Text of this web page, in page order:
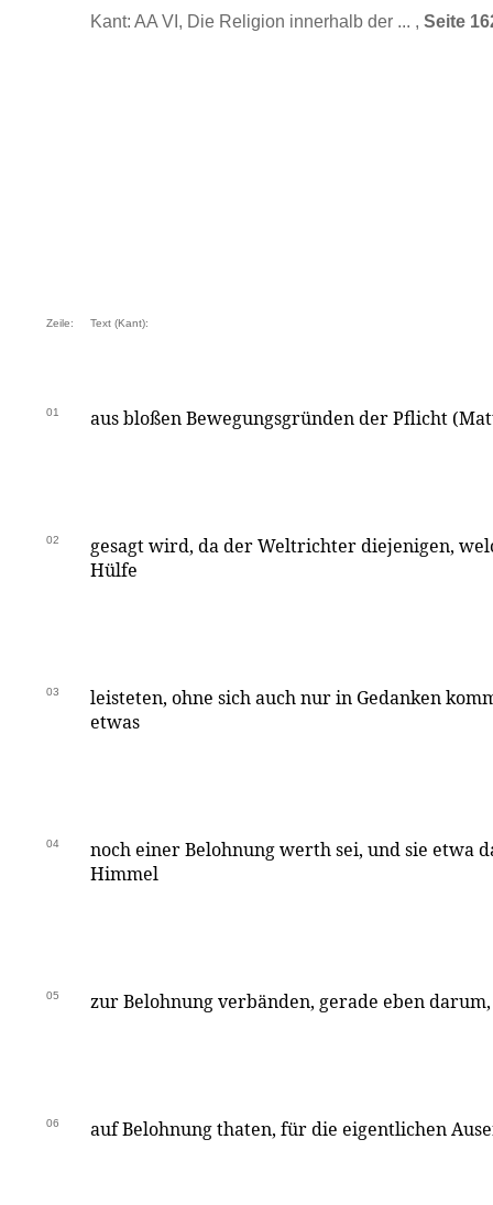
Kant: AA VI, Die Religion innerhalb der ... , Seite
Zeile: Text (Kant):
01 aus bloßen Bewegungsgründen der Pflicht
02
gesagt wird, da der Weltrichter diejenigen,
Hülfe
03
leisteten, ohne sich auch nur in Gedanken
etwas
04
noch einer Belohnung werth sei, und sie etwa
Himmel
05 zur Belohnung verbänden, gerade eben
06 auf Belohnung thaten, für die eigentlichen